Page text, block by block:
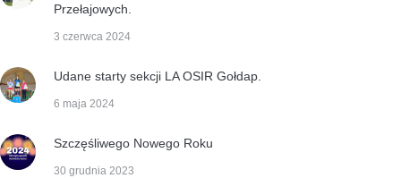
Przełajowych.
3 czerwca 2024
Udane starty sekcji LA OSIR Gołdap.
6 maja 2024
Szczęśliwego Nowego Roku
30 grudnia 2023